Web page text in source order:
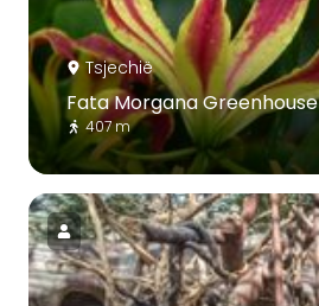
Tsjechië
Fata Morgana Greenhouse
407 m